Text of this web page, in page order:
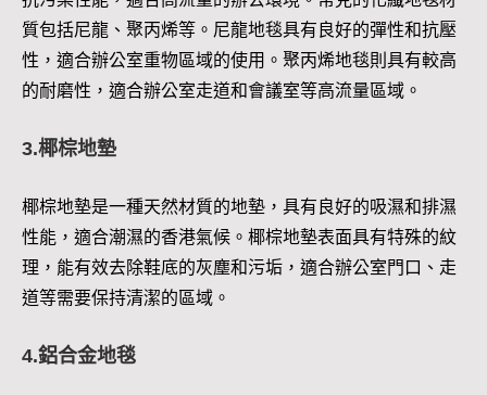
質包括尼龍、聚丙烯等。尼龍地毯具有良好的彈性和抗壓
性，適合辦公室重物區域的使用。聚丙烯地毯則具有較高
的耐磨性，適合辦公室走道和會議室等高流量區域。
3.椰棕地墊
椰棕地墊是一種天然材質的地墊，具有良好的吸濕和排濕
性能，適合潮濕的香港氣候。椰棕地墊表面具有特殊的紋
理，能有效去除鞋底的灰塵和污垢，適合辦公室門口、走
道等需要保持清潔的區域。
4.鋁合金地毯